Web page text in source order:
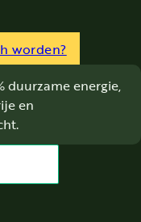
worden?
duurzame energie,
en